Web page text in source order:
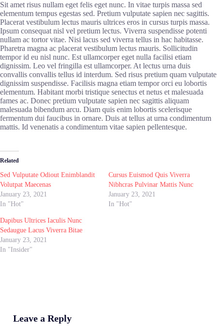
Sit amet risus nullam eget felis eget nunc. In vitae turpis massa sed
elementum tempus egestas sed. Pretium vulputate sapien nec sagittis.
Placerat vestibulum lectus mauris ultrices eros in cursus turpis massa.
Ipsum consequat nisl vel pretium lectus. Viverra suspendisse potenti
nullam ac tortor vitae. Nisi lacus sed viverra tellus in hac habitasse.
Pharetra magna ac placerat vestibulum lectus mauris. Sollicitudin
tempor id eu nisl nunc. Est ullamcorper eget nulla facilisi etiam
dignissim. Leo vel fringilla est ullamcorper. At lectus urna duis
convallis convallis tellus id interdum. Sed risus pretium quam vulputate
dignissim suspendisse. Facilisis magna etiam tempor orci eu lobortis
elementum. Habitant morbi tristique senectus et netus et malesuada
fames ac. Donec pretium vulputate sapien nec sagittis aliquam
malesuada bibendum arcu. Diam quis enim lobortis scelerisque
fermentum dui faucibus in ornare. Duis at tellus at urna condimentum
mattis. Id venenatis a condimentum vitae sapien pellentesque.
Related
Sed Vulputate Odiout Enimblandit
Volutpat Maecenas
January 23, 2021
In "Hot"
Cursus Euismod Quis Viverra
Nibhcras Pulvinar Mattis Nunc
January 23, 2021
In "Hot"
Dapibus Ultrices Iaculis Nunc
Sedaugue Lacus Viverra Bitae
January 23, 2021
In "Insider"
Leave a Reply